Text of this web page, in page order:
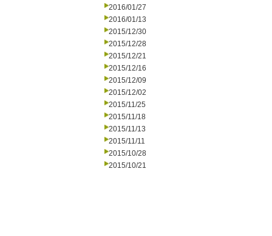
2016/01/27
2016/01/13
2015/12/30
2015/12/28
2015/12/21
2015/12/16
2015/12/09
2015/12/02
2015/11/25
2015/11/18
2015/11/13
2015/11/11
2015/10/28
2015/10/21